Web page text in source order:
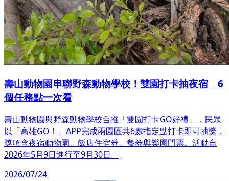
壽山動物園串聯野森動物學校！雙園打卡抽夜宿 6
個任務點一次看
壽山動物園與野森動物學校合推「雙園打卡GO好禮」，民眾
以「高雄GO！」APP完成兩園區共6處指定點打卡即可抽獎，
獎項含夜宿動物園、飯店住宿券、餐券與樂園門票。活動自
2026年5月9日進行至9月30日。
2026/07/24